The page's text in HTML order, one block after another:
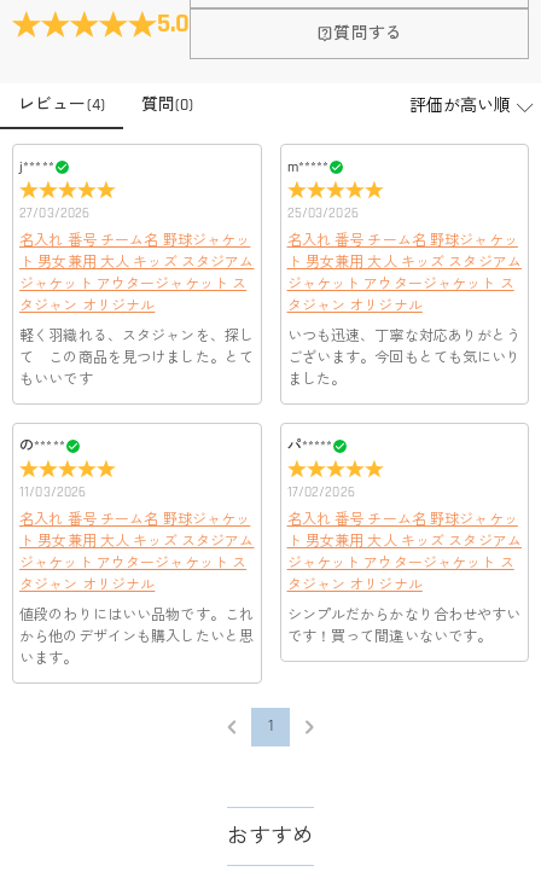
5.0 質問する
レビュー(4) 質問(0)
j*****
27/03/2026
名入れ 番号 チーム名 野球ジャケッ
ト 男女兼用 大人 キッズ スタジアム
ジャケット アウタージャケット ス
タジャン オリジナル
軽く羽織れる、スタジャンを、探し
て この商品を見つけました。とて
もいいです
の*****
11/03/2026
名入れ 番号 チーム名 野球ジャケッ
ト 男女兼用 大人 キッズ スタジアム
ジャケット アウタージャケット ス
タジャン オリジナル
値段のわりにはいい品物です。これ
から他のデザインも購入したいと思
います。
m*****
25/03/2026
名入れ 番号 チーム名 野球ジャケッ
ト 男女兼用 大人 キッズ スタジアム
ジャケット アウタージャケット ス
タジャン オリジナル
いつも迅速、丁寧な対応ありがとう
ございます。今回もとても気にいり
ました。
パ*****
17/02/2026
名入れ 番号 チーム名 野球ジャケッ
ト 男女兼用 大人 キッズ スタジアム
ジャケット アウタージャケット ス
タジャン オリジナル
シンプルだからかなり合わせやすい
です！買って間違いないです。
1
会社はどこにありますか？
本社はホンコンにあります。
店舗に費やす家賃や保険、人的労力等のコストを節約して、商
品自身が値下げできるために、現在はオンラインストアのみ運
営しております。
注文＆支払いについて
注文後に注文の内容を変更できますか？
もし注文確認メールをご確認後、注文内容に間違いでもありま
したら、至急カスタマーサポート【Eメール：
service@drawelry.jp】までご連絡ください。ご連絡頂く時に注文
番号もお送りください。
支払方法は何がありますか？
お支払い方法は、クレジットカード、コンビニ前払い、
Paypal、ApplePay、GooglePayからお選びいただけます。
支払い情報は保護されますか？
お支払い情報は高度なセキュリティで保護されております。お
客様のお支払い情報は当社のサーバーに一切保存されません。
Paypal又はクレジットカート発行会社によって処理されます。
支払い情報は保護されますか？
当社では、個人情報保護を目的としたコンプライアンスに則
り、プライバシーポリシーを定めています。お客様に安心かつ
安全にご利用いただけるよう最善の注意を払い、個人情報を厳
重に取り扱っています。 詳細はプライバシーポリシー
確認ください。
服＆ファッション
どうやってオリジナル服をオーダーメイドします
か？
まずお気に入りのデザインを選んで、ページに表示した項目や
選択しを選んでから、カートに追加してご注文手続きをお願い
いたします。
服の印刷に色違いが出ることがありますか？
はい。ご覧になる環境（PCのモニタやスマホの画面）、商品撮
場合がございます。
どうやって自分に合うサイズを選びますか？
まずお気に入りのデザインを選んで、商品ページの画像にサイ
ズ表を参考して、自分に合うサイズをお選びください。測定方
法が異なるため、サイズに1〜2cm程度の誤差がある場合がござ
配送＆返品について
送料は配送方法によって異なります。通常配送は送料が2,520
認してから制作となります。大量生産品ではなく、一つ一つ手
でお作りしており、予定作業時間は商品ページに記載しており
ます。 そしてご購入の際にお選び頂いた「配送方法」の選択
返品・交換はできますか？
お客様が商品受け取り後、60日以内の未使用品の返品は可能で
おすすめ